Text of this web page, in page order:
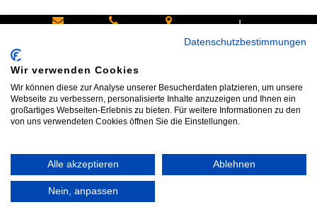
info@bike
shop24.n
et
an:
Tel.+49
172 40 59
85540
Haar bei
|
Impressum|AGB Widerrufsrecht
Vertrag widerrufen
Datenschutzbestimmungen
Wir verwenden Cookies
Wir können diese zur Analyse unserer Besucherdaten platzieren, um unsere
Webseite zu verbessern, personalisierte Inhalte anzuzeigen und Ihnen ein
großartiges Webseiten-Erlebnis zu bieten. Für weitere Informationen zu den
von uns verwendeten Cookies öffnen Sie die Einstellungen.
Alle akzeptieren Ablehnen
Nein, anpassen